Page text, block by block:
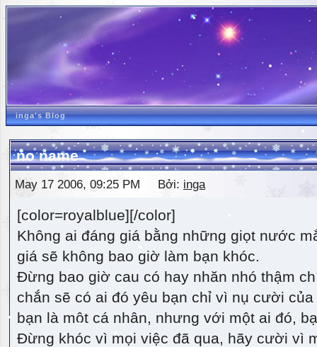
inga's Blog
no name
May 17 2006, 09:25 PM Bởi: inga
[color=royalblue][/color]
Không ai đáng giá bằng những giọt nước
giá sẽ không bao giờ làm bạn khóc.
Đừng bao giờ cau có hay nhăn nhó thậm
chắn sẽ có ai đó yêu bạn chỉ vì nụ cười
bạn là một cá nhân, nhưng với một ai đó,
Đừng khóc vì mọi việc đã qua, hãy cười vì